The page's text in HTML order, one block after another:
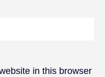
in this browser